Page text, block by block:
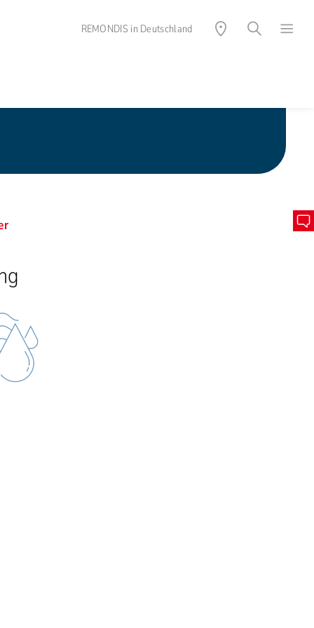
REMONDIS in Deutschland